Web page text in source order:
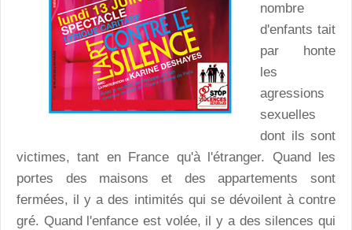
nombre
d'enfants tait
par honte
les
agressions
sexuelles
dont ils sont
victimes, tant en France qu'à l'étranger. Quand les
portes des maisons et des appartements sont
fermées, il y a des intimités qui se dévoilent à contre
gré. Quand l'enfance est volée, il y a des silences qui